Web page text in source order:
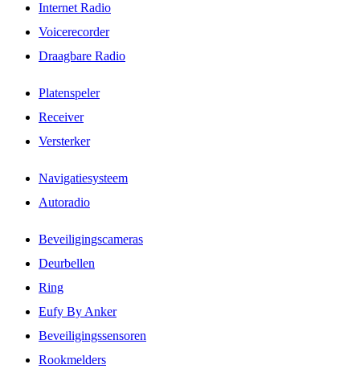
Internet Radio
Voicerecorder
Draagbare Radio
Platenspeler
Receiver
Versterker
Navigatiesysteem
Autoradio
Beveiligingscameras
Deurbellen
Ring
Eufy By Anker
Beveiligingssensoren
Rookmelders